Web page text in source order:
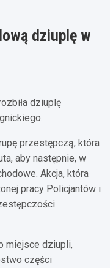
dziuplę w
dziuplę
przestępczą, która
aby następnie, w
Akcja, która
pracy Policjantów i
miejsce dziupli,
części